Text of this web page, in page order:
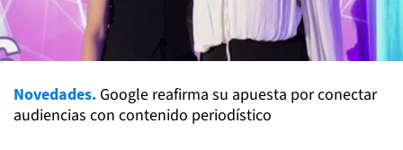
Novedades. Google reafirma su apuesta por conectar
audiencias con contenido periodístico